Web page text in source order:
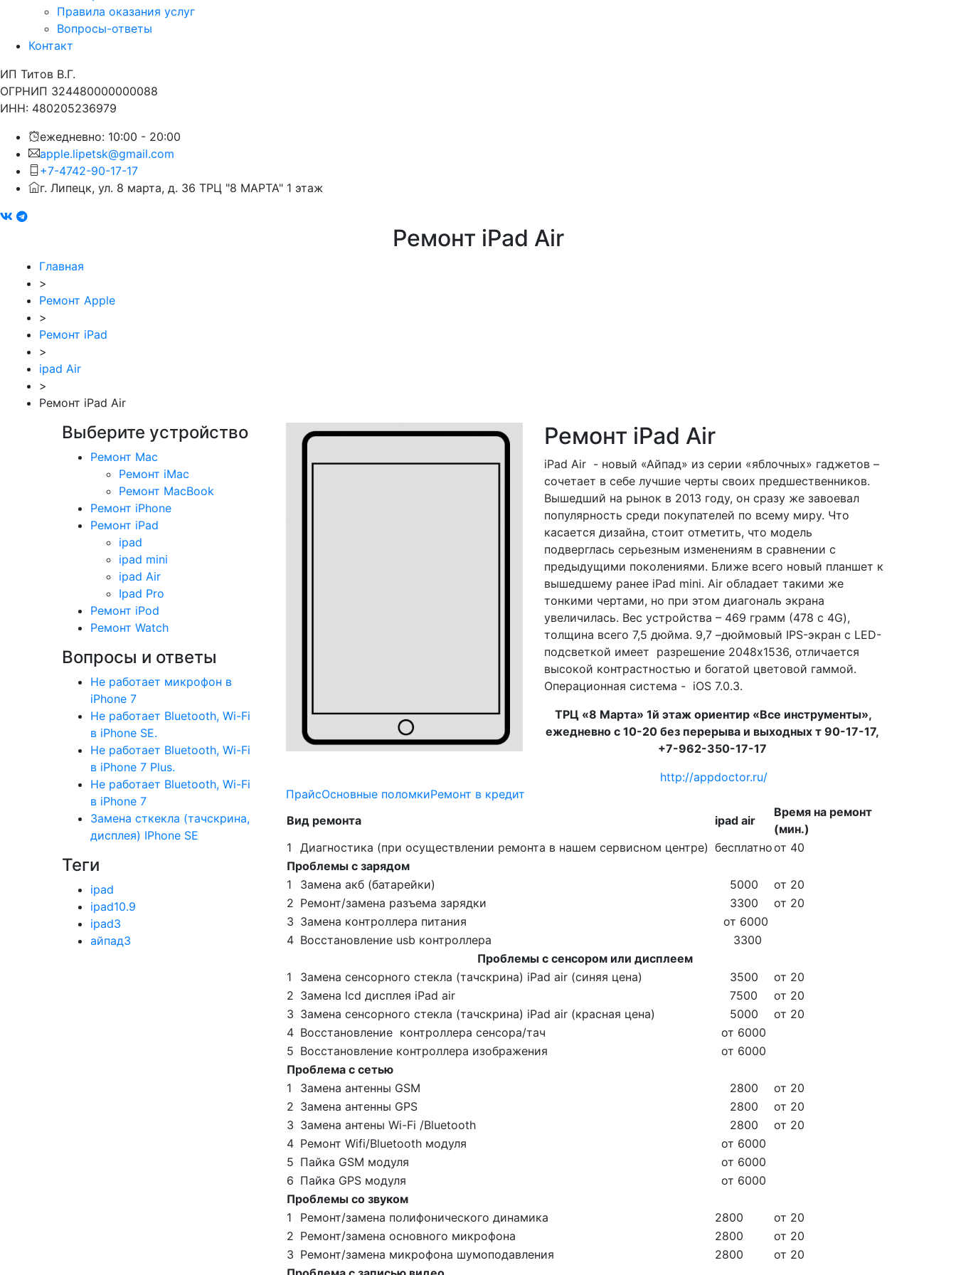
Правила оказания услуг
Вопросы-ответы
Контакт
ИП Титов В.Г.
ОГРНИП 324480000000088
ИНН: 480205236979
ежедневно: 10:00 - 20:00
apple.lipetsk@gmail.com
+7-4742-90-17-17
г. Липецк, ул. 8 марта, д. 36 ТРЦ "8 МАРТА" 1 этаж
Ремонт iPad Air
Главная
>
Ремонт Apple
>
Ремонт iPad
>
ipad Air
>
Ремонт iPad Air
Ремонт iPad Air
iPad Air - новый «Айпад» из серии «яблочных» гаджетов –
сочетает в себе лучшие черты своих предшественников.
Вышедший на рынок в 2013 году, он сразу же завоевал
популярность среди покупателей по всему миру. Что
касается дизайна, стоит отметить, что модель
подверглась серьезным изменениям в сравнении с
предыдущими поколениями. Ближе всего новый планшет к
вышедшему ранее iPad mini. Air обладает такими же
тонкими чертами, но при этом диагональ экрана
увеличилась. Вес устройства – 469 грамм (478 с 4G),
толщина всего 7,5 дюйма. 9,7 –дюймовый IPS-экран с LED-
подсветкой имеет разрешение 2048х1536, отличается
высокой контрастностью и богатой цветовой гаммой.
Операционная система - iOS 7.0.3.
ТРЦ «8 Марта» 1й этаж ориентир «Все инструменты»,
ежедневно с 10-20 без перерыва и выходных т 90-17-17,
+7-962-350-17-17
http://appdoctor.ru/
ПрайсОсновные поломкиРемонт в кредит
Вид ремонта
ipad air
Время на ремонт
(мин.)
1
Диагностика (при осуществлении ремонта в нашем сервисном центре) бесплатноот 40
Проблемы с зарядом
1
Замена акб (батарейки) 5000
от 20
2 Ремонт/замена разъема зарядки 3300
от 20
3 Замена контроллера питания
от 6000
4 Восстановление usb контроллера
3300
Проблемы с сенсором или дисплеем
1
Замена сенсорного стекла (тачскрина) iPad air (синяя цена) 3500
от 20
2 Замена lcd дисплея iPad air 7500
от 20
3 Замена сенсорного стекла (тачскрина) iPad air (красная цена) 5000
от 20
4 Восстановление контроллера сенсора/тач
от 6000
5 Восстановление контроллера изображения
от 6000
Проблема с сетью
1
Замена антенны GSM 2800
от 20
2 Замена антенны GPS 2800
от 20
3 Замена антены Wi-Fi /Bluetooth 2800
от 20
4 Ремонт Wifi/Bluetooth модуля
от 6000
5 Пайка GSM модуля
от 6000
6 Пайка GPS модуля
от 6000
Проблемы со звуком
1
Ремонт/замена полифонического динамика 2800
от 20
2 Ремонт/замена основного микрофона 2800
от 20
3 Ремонт/замена микрофона шумоподавления 2800
от 20
Выберите устройство
Ремонт Mac
Ремонт iMac
Ремонт MacBook
Ремонт iPhone
Ремонт iPad
ipad
ipad mini
ipad Air
Ipad Pro
Ремонт iPod
Ремонт Watch
Вопросы и ответы
Не работает микрофон в
iPhone 7
Не работает Bluetooth, Wi-Fi
в iPhone SE.
Не работает Bluetooth, Wi-Fi
в iPhone 7 Plus.
Не работает Bluetooth, Wi-Fi
в iPhone 7
Замена сткекла (тачскрина,
дисплея) IPhone SE
Теги
ipad
ipad10.9
ipad3
айпад3